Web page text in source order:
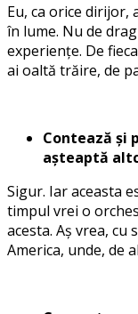
Eu, ca orice dirijor,
în lume. Nu de
experiențe. De
ai oaltă trăire, de
Contează și
așteaptă
Sigur. Iar aceasta
timpul vrei o
acesta. Aș vrea, cu
America, unde, de